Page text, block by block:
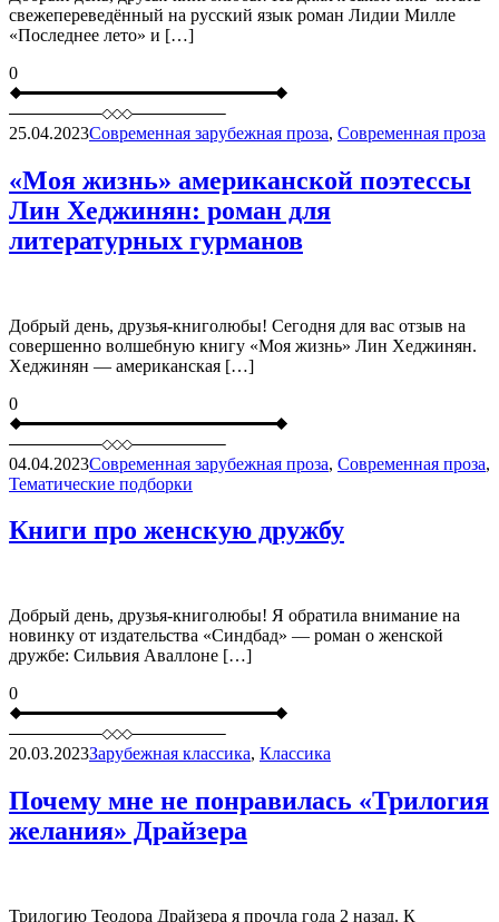
свежепереведённый на русский язык роман Лидии Милле
«Последнее лето» и […]
0
25.04.2023Современная зарубежная проза, Современная проза
«Моя жизнь» американской поэтессы
Лин Хеджинян: роман для
литературных гурманов
Добрый день, друзья-книголюбы! Сегодня для вас отзыв на
совершенно волшебную книгу «Моя жизнь» Лин Хеджинян.
Хеджинян — американская […]
0
04.04.2023Современная зарубежная проза, Современная проза,
Тематические подборки
Книги про женскую дружбу
Добрый день, друзья-книголюбы! Я обратила внимание на
новинку от издательства «Синдбад» — роман о женской
дружбе: Сильвия Аваллоне […]
0
20.03.2023Зарубежная классика, Классика
Почему мне не понравилась «Трилогия
желания» Драйзера
Трилогию Теодора Драйзера я прочла года 2 назад. К